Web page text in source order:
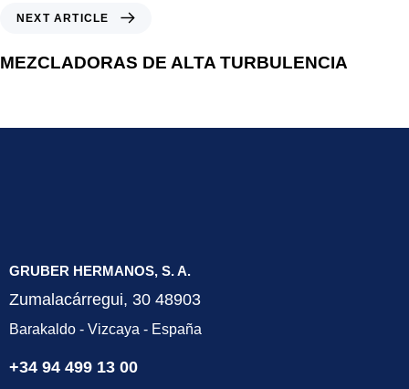
NEXT ARTICLE
MEZCLADORAS DE ALTA TURBULENCIA
GRUBER HERMANOS, S. A.
Zumalacárregui, 30 48903
Barakaldo - Vizcaya - España
+34 94 499 13 00